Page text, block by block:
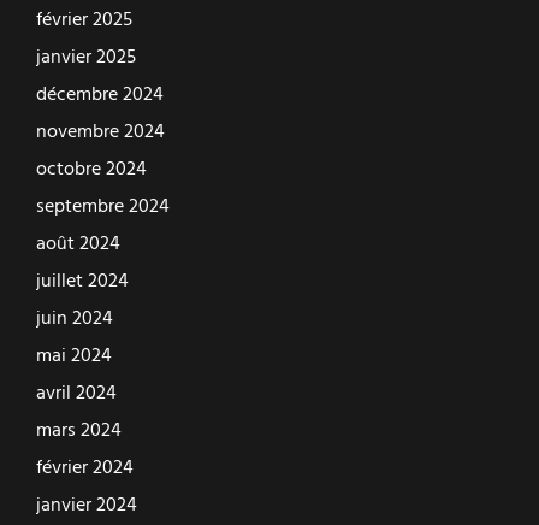
février 2025
janvier 2025
décembre 2024
novembre 2024
octobre 2024
septembre 2024
août 2024
juillet 2024
juin 2024
mai 2024
avril 2024
mars 2024
février 2024
janvier 2024